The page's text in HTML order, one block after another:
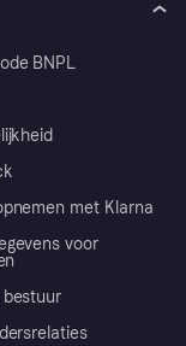
BNPL
met Klarna
voor
bestuur